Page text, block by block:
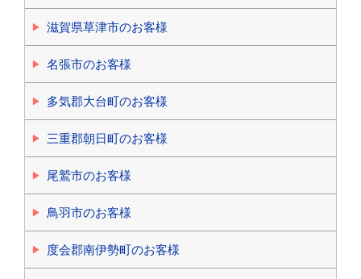
滋賀県草津市のお客様
名張市のお客様
多気郡大台町のお客様
三重郡朝日町のお客様
尾鷲市のお客様
鳥羽市のお客様
度会郡南伊勢町のお客様